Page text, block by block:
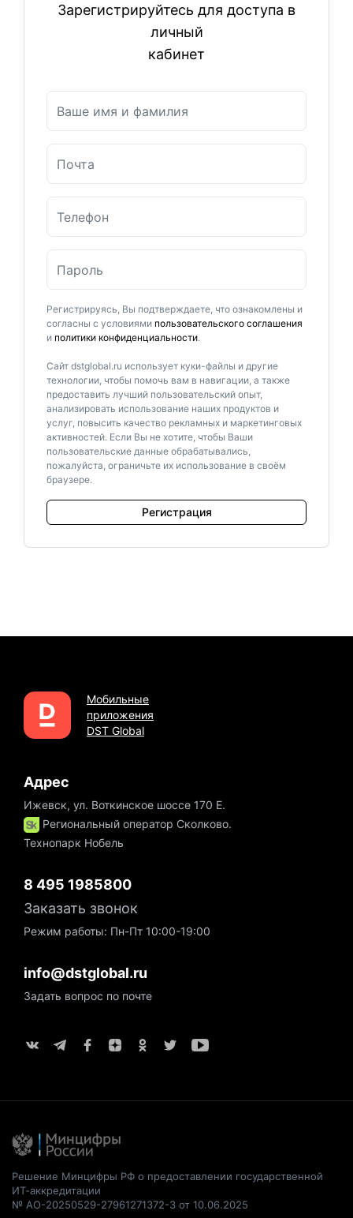
Зарегистрируйтесь для доступа в
личный
кабинет
Регистрируясь, Вы подтверждаете, что ознакомлены и
согласны с условиями пользовательского соглашения
и политики конфиденциальности.
Сайт dstglobal.ru использует куки-файлы и другие
технологии, чтобы помочь вам в навигации, а также
предоставить лучший пользовательский опыт,
анализировать использование наших продуктов и
услуг, повысить качество рекламных и маркетинговых
активностей. Если Вы не хотите, чтобы Ваши
пользовательские данные обрабатывались,
пожалуйста, ограничьте их использование в своём
браузере.
Регистрация
Мобильные
приложения
DST Global
Адрес
Ижевск, ул. Воткинское шоссе 170 Е.
Региональный оператор Сколково.
Технопарк Нобель
8 495 1985800
Заказать звонок
Режим работы: Пн-Пт 10:00-19:00
info@dstglobal.ru
Задать вопрос по почте
Решение Минцифры РФ о предоставлении государственной
ИТ-аккредитации
№ АО-20250529-27961271372-3 от 10.06.2025